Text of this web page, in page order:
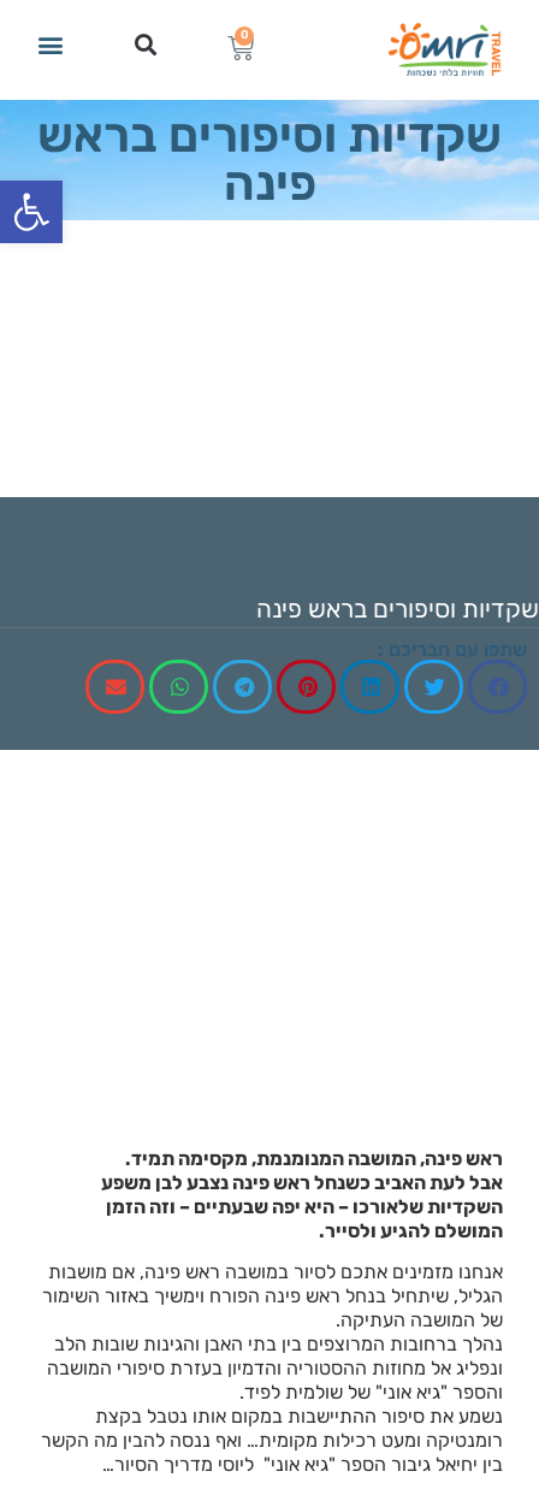
פתח
0
שקדיות וסיפורים בראש
פינה
שקדיות וסיפורים בראש פינה
שתפו עם חבריכם :
ראש פינה, המושבה המנומנמת, מקסימה תמיד.
אבל לעת האביב כשנחל ראש פינה נצבע לבן משפע
השקדיות שלאורכו – היא יפה שבעתיים – וזה הזמן
המושלם להגיע ולסייר.
אנחנו מזמינים אתכם לסיור במושבה ראש פינה, אם מושבות
הגליל, שיתחיל בנחל ראש פינה הפורח וימשיך באזור השימור
של המושבה העתיקה.
נהלך ברחובות המרוצפים בין בתי האבן והגינות שובות הלב
ונפליג אל מחוזות ההסטוריה והדמיון בעזרת סיפורי המושבה
והספר "גיא אוני" של שולמית לפיד.
נשמע את סיפור ההתיישבות במקום אותו נטבל בקצת
רומנטיקה ומעט רכילות מקומית… ואף ננסה להבין מה הקשר
בין יחיאל גיבור הספר "גיא אוני" ליוסי מדריך הסיור…